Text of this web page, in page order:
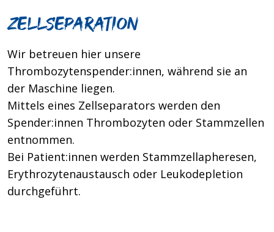
Zellseparation
Wir betreuen hier unsere
Thrombozytenspender:innen, während sie an
der Maschine liegen.
Mittels eines Zellseparators werden den
Spender:innen Thrombozyten oder Stammzellen
entnommen.
Bei Patient:innen werden Stammzellapheresen,
Erythrozytenaustausch oder Leukodepletion
durchgeführt.